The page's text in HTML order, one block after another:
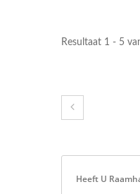
Resultaat 1 - 5
Heeft U